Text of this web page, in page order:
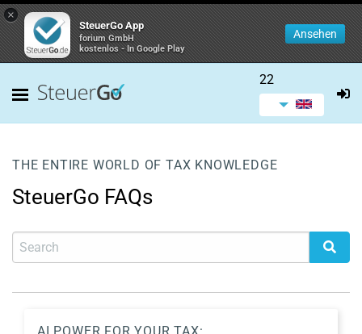
×
SteuerGo App
forium GmbH
kostenlos - In Google Play
Ansehen
22
THE ENTIRE WORLD OF TAX KNOWLEDGE
SteuerGo FAQs